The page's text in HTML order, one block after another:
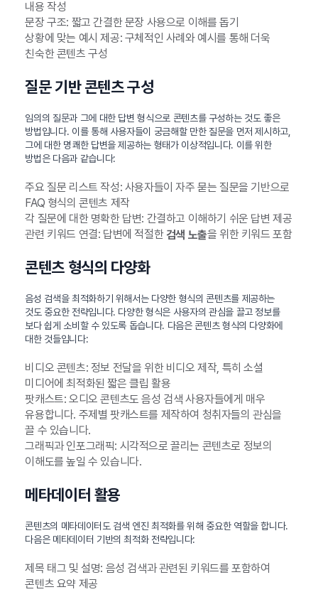
내용 작성
문장 구조: 짧고 간결한 문장 사용으로 이해를 돕기
상황에 맞는 예시 제공: 구체적인 사례와 예시를 통해 더욱
친숙한 콘텐츠 구성
질문 기반 콘텐츠 구성
임의의 질문과 그에 대한 답변 형식으로 콘텐츠를 구성하는 것도 좋은
방법입니다. 이를 통해 사용자들이 궁금해할 만한 질문을 먼저 제시하고,
그에 대한 명쾌한 답변을 제공하는 형태가 이상적입니다. 이를 위한
방법은 다음과 같습니다:
주요 질문 리스트 작성: 사용자들이 자주 묻는 질문을 기반으로
FAQ 형식의 콘텐츠 제작
각 질문에 대한 명확한 답변: 간결하고 이해하기 쉬운 답변 제공
관련 키워드 연결: 답변에 적절한 검색 노출을 위한 키워드 포함
콘텐츠 형식의 다양화
음성 검색을 최적화하기 위해서는 다양한 형식의 콘텐츠를 제공하는
것도 중요한 전략입니다. 다양한 형식은 사용자의 관심을 끌고 정보를
보다 쉽게 소비할 수 있도록 돕습니다. 다음은 콘텐츠 형식의 다양화에
대한 것들입니다:
비디오 콘텐츠: 정보 전달을 위한 비디오 제작, 특히 소셜
미디어에 최적화된 짧은 클립 활용
팟캐스트: 오디오 콘텐츠도 음성 검색 사용자들에게 매우
유용합니다. 주제별 팟캐스트를 제작하여 청취자들의 관심을
끌 수 있습니다.
그래픽과 인포그래픽: 시각적으로 끌리는 콘텐츠로 정보의
이해도를 높일 수 있습니다.
메타데이터 활용
콘텐츠의 메타데이터도 검색 엔진 최적화를 위해 중요한 역할을 합니다.
다음은 메타데이터 기반의 최적화 전략입니다:
제목 태그 및 설명: 음성 검색과 관련된 키워드를 포함하여
콘텐츠 요약 제공